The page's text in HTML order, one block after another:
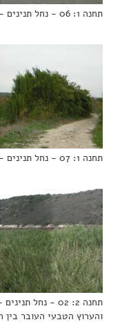
תחנה 1: 06 - נחל תנינים - ערוץ הנחל. ערוץ הנחל, מבט מהסכר
תחנה 1: 07 - נחל תנינים - ערוץ הנחל. קנים בשולי הנחל
תחנה 2: 02 -
והערוץ הטבעי העובר בין